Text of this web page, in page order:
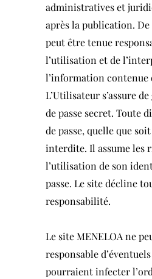
administratives et
après la publication.
peut être tenue
l’utilisation et de
l’information contenue
L’Utilisateur s’assure
de passe secret. Toute
de passe, quelle que
interdite. Il assume les
l’utilisation de son
passe. Le site décline
responsabilité.
Le site MENELOA ne
responsable
pourraient infecter